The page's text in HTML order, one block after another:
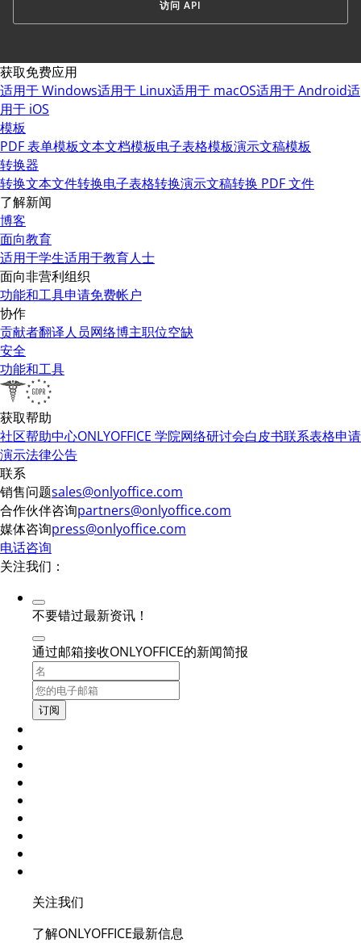
访问 API
获取免费应用
适用于 Windows适用于 Linux适用于 macOS适用于 Android适
用于 iOS
模板
PDF 表单模板文本文档模板电子表格模板演示文稿模板
转换器
转换文本文件转换电子表格转换演示文稿转换 PDF 文件
了解新闻
博客
面向教育
适用于学生适用于教育人士
面向非营利组织
功能和工具申请免费帐户
协作
贡献者翻译人员网络博主职位空缺
安全
功能和工具
获取帮助
社区帮助中心ONLYOFFICE 学院网络研讨会白皮书联系表格申请
演示法律公告
联系
销售问题sales@onlyoffice.com
合作伙伴咨询partners@onlyoffice.com
媒体咨询press@onlyoffice.com
电话咨询
关注我们：
不要错过最新资讯！
通过邮箱接收ONLYOFFICE的新闻简报
订阅
关注我们
了解ONLYOFFICE最新信息